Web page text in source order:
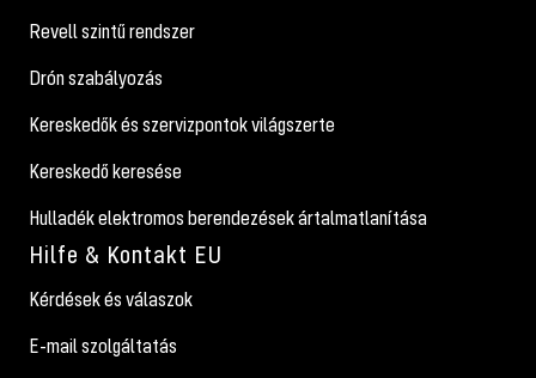
Revell szintű rendszer
Drón szabályozás
Kereskedők és szervizpontok világszerte
Kereskedő keresése
Hulladék elektromos berendezések ártalmatlanítása
Hilfe & Kontakt EU
Kérdések és válaszok
E-mail szolgáltatás